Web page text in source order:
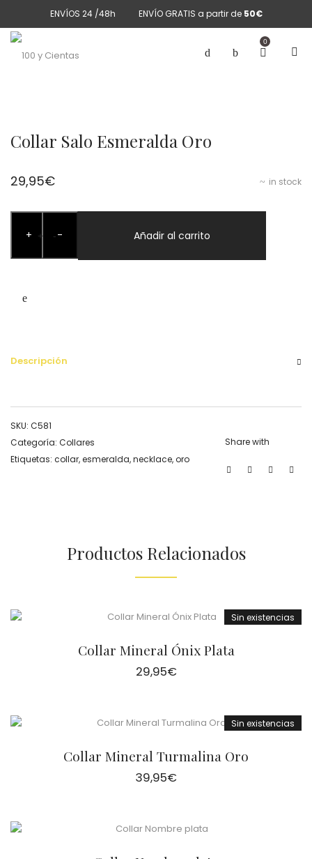
ENVÍOS 24 /48h ENVÍO GRATIS a partir de 50€
0
Collar Salo Esmeralda Oro
in stock
29,95€
+ -Salo
+ - Añadir al carrito
Descripción
SKU: C581
Categoría: Collares
Etiquetas: collar,esmeralda,necklace,oro
Share with
Productos Relacionados
Sin existencias
Collar Mineral Ónix Plata
29,95€
Sin existencias
Collar Mineral Turmalina Oro
39,95€